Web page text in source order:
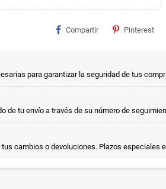
Compartir Pinterest
para garantizar la seguridad de tus
de tu envío a través de su número de
cambios o devoluciones. Plazos especiales